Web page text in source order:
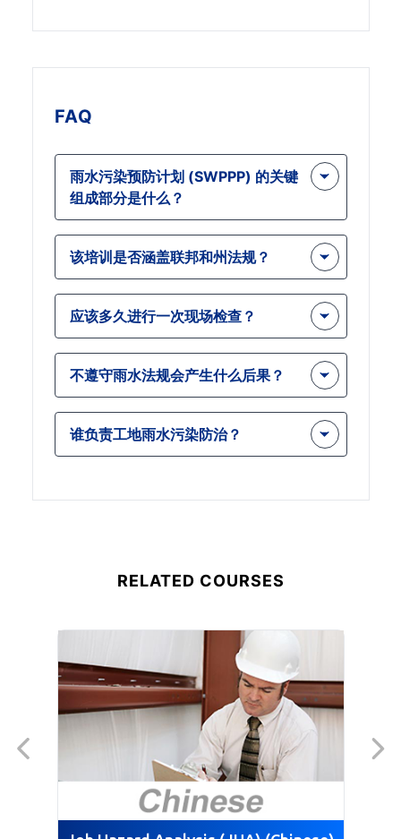
FAQ
雨水污染预防计划 (SWPPP) 的关键
组成部分是什么？
SWPPP 包括场地评估、污染控制措施
和维护程序，以尽量减少雨水污染。这
课程 详细介绍了如何创建和实施有效的
该培训是否涵盖联邦和州法规？
是的， 程序 涵盖联邦法规（例如由
EPA 执行的法规）以及相关州和地方的
雨水管理要求。
应该多久进行一次现场检查？
应定期进行现场检查，通常是在重大降
雨事件后进行，以识别潜在的污染源并
确保最佳管理措施的有效性。
不遵守雨水法规会产生什么后果？
不遵守规定可能会导致巨额罚款、法律
诉讼和环境破坏。这 训练 通过确保适
当的雨水管理，帮助您了解并避免这些
谁负责工地雨水污染防治？
RELATED COURSES